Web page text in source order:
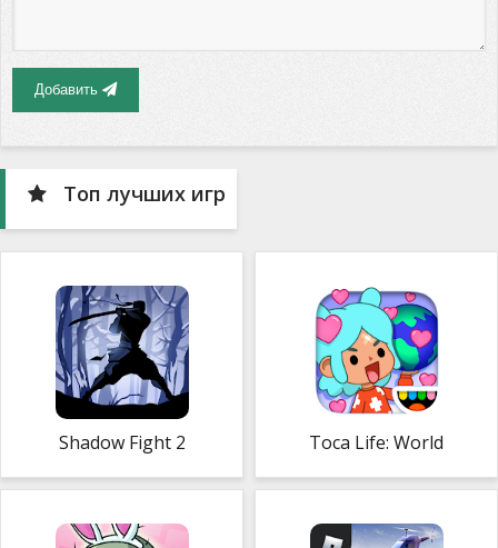
Добавить
Топ лучших игр
Shadow Fight 2 Toca Life: World